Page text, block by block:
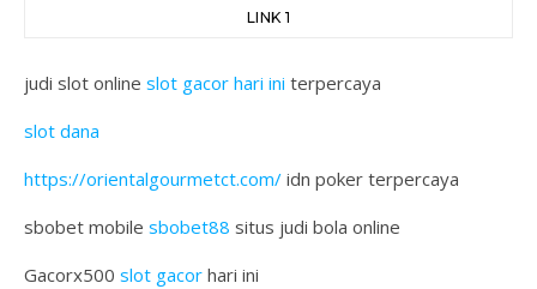
LINK 1
judi slot online slot gacor hari ini terpercaya
slot dana
https://orientalgourmetct.com/ idn poker terpercaya
sbobet mobile sbobet88 situs judi bola online
Gacorx500 slot gacor hari ini